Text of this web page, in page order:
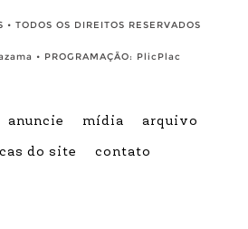
• TODOS OS DIREITOS RESERVADOS
• PROGRAMAÇÃO: PlicPlac
anuncie mídia arquivo
do site contato